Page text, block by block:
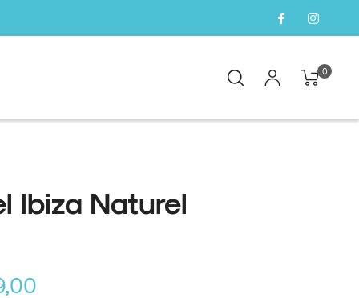
0
Ibiza Naturel